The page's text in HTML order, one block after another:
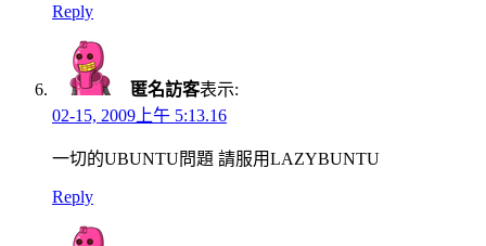
Reply
匿名訪客表示:
02-15, 2009上午 5:13.16
一切的UBUNTU問題 請服用LAZYBUNTU
Reply